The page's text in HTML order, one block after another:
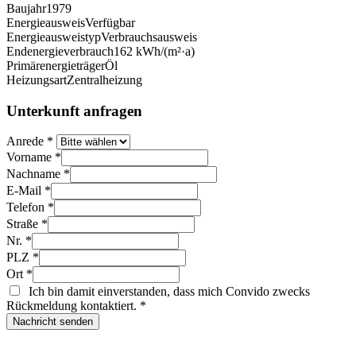
Baujahr1979
EnergieausweisVerfügbar
Energie­ausweistypVerbrauchsausweis
Endenergieverbrauch162 kWh/(m²·a)
PrimärenergieträgerÖl
HeizungsartZentralheizung
Unterkunft anfragen
Anrede *
Vorname *
Nachname *
E-Mail *
Telefon *
Straße *
Nr. *
PLZ *
Ort *
Ich bin damit einverstanden, dass mich Convido zwecks
Rückmeldung kontaktiert. *
Nachricht senden